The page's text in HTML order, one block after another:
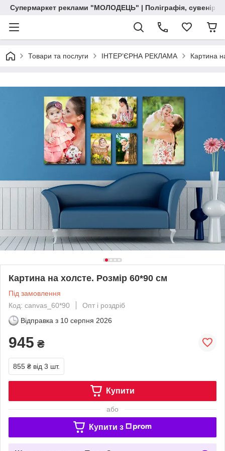
Супермаркет реклами "МОЛОДЕЦЬ" | Поліграфія, сувенірна
Товари та послуги ІНТЕР’ЄРНА РЕКЛАМА Картина
Картина на холсте. Розмір 60*90 см
Під замовлення
Код: canvas_60*90
Опт і роздріб
Відправка з 10 серпня 2026
945 ₴
855 ₴ від 3 шт.
Купити
або
Купити з